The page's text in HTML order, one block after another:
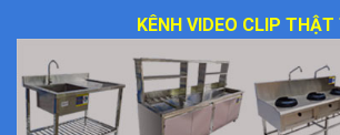
KÊNH VIDEO CLIP THẬT